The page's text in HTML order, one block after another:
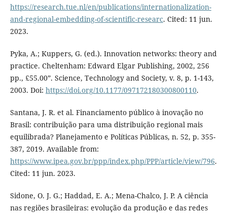
https://research.tue.nl/en/publications/internationalization-
and-regional-embedding-of-scientific-researc. Cited: 11 jun.
2023.
Pyka, A.; Kuppers, G. (ed.). Innovation networks: theory and
practice. Cheltenham: Edward Elgar Publishing, 2002, 256
pp., £55.00”. Science, Technology and Society, v. 8, p. 1-143,
2003. Doi: https://doi.org/10.1177/097172180300800110.
Santana, J. R. et al. Financiamento público à inovação no
Brasil: contribuição para uma distribuição regional mais
equilibrada? Planejamento e Políticas Públicas, n. 52, p. 355-
387, 2019. Available from:
https://www.ipea.gov.br/ppp/index.php/PPP/article/view/796.
Cited: 11 jun. 2023.
Sidone, O. J. G.; Haddad, E. A.; Mena-Chalco, J. P. A ciência
nas regiões brasileiras: evolução da produção e das redes